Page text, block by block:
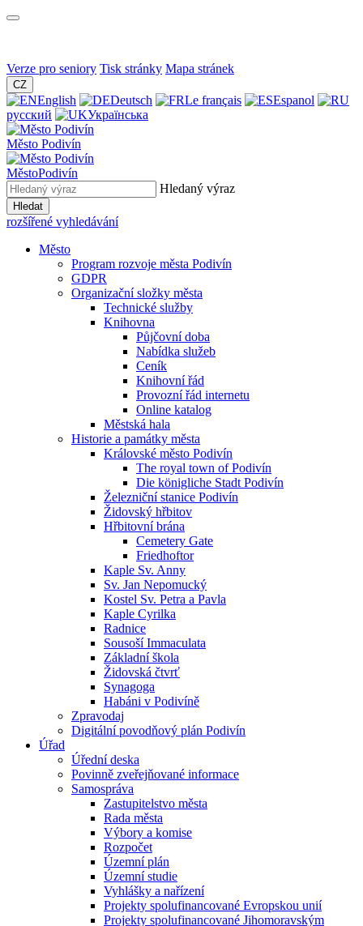
Verze pro seniory Tisk stránky Mapa stránek
CZ
English Deutsch Le français
Espanol
русский
Українська
Město Podivín
MěstoPodivín
Hledaný výraz
Hledat
rozšířené vyhledávání
Město
Program rozvoje města Podivín
GDPR
Organizační složky města
Technické služby
Knihovna
Půjčovní doba
Nabídka služeb
Ceník
Knihovní řád
Provozní řád internetu
Online katalog
Městská hala
Historie a památky města
Královské město Podivín
The royal town of Podivín
Die königliche Stadt Podivín
Železniční stanice Podivín
Židovský hřbitov
Hřbitovní brána
Cemetery Gate
Friedhoftor
Kaple Sv. Anny
Sv. Jan Nepomucký
Kostel Sv. Petra a Pavla
Kaple Cyrilka
Radnice
Sousoší Immaculata
Základní škola
Židovská čtvrť
Synagoga
Habáni v Podivíně
Zpravodaj
Digitální povodňový plán Podivín
Úřad
Úřední deska
Povinně zveřejňované informace
Samospráva
Zastupitelstvo města
Rada města
Výbory a komise
Rozpočet
Územní plán
Územní studie
Vyhlášky a nařízení
Projekty spolufinancované Evropskou unií
Projekty spolufinancované Jihomoravským